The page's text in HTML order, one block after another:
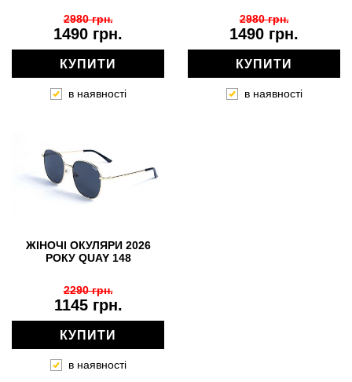
1490 грн.
2980 грн.
КУПИТИ
в наявності
1490 грн.
2980 грн.
КУПИТИ
в наявності
ЖІНОЧІ ОКУЛЯРИ 2026
РОКУ QUAY 148
1145 грн.
2290 грн.
КУПИТИ
в наявності